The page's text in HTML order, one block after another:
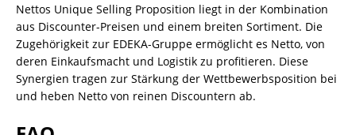
Nettos Unique Selling Proposition liegt in der Kombination
aus Discounter-Preisen und einem breiten Sortiment. Die
Zugehörigkeit zur EDEKA-Gruppe ermöglicht es Netto, von
deren Einkaufsmacht und Logistik zu profitieren. Diese
Synergien tragen zur Stärkung der Wettbewerbsposition bei
und heben Netto von reinen Discountern ab.